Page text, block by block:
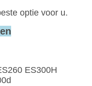
optie voor u.
ES300H